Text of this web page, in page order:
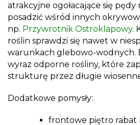
atrakcyjne ogołacające się pędy
posadzić wśród innych
np. Przywrotnik Ostroklapowy.
roślin sprawdzi się nawet w
warunkach glebowo-wodnych.
wyraz odporne rośliny, które
strukturę przez długie
Dodatkowe pomysły:
frontowe piętro rabat